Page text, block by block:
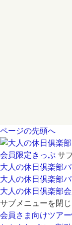
ページの先頭へ
会員限定きっぷ サ
大人の休日倶楽部
大人の休日倶楽部
大人の休日倶楽部
サブメニューを閉じ
会員さま向けツア